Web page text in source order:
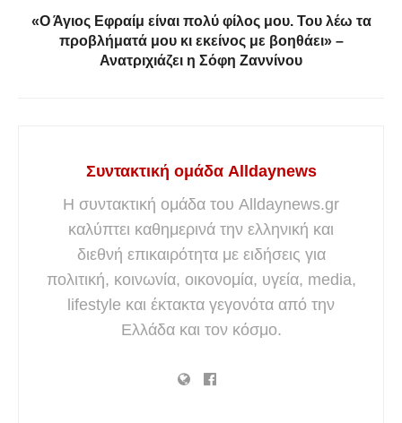
«Ο Άγιος Εφραίμ είναι πολύ φίλος μου. Του λέω τα
προβλήματά μου κι εκείνος με βοηθάει» –
Ανατρıχıάζει η Σόφη Ζαννίνου
Συντακτική ομάδα Alldaynews
Η συντακτική ομάδα του Alldaynews.gr
καλύπτει καθημερινά την ελληνική και
διεθνή επικαιρότητα με ειδήσεις για
πολιτική, κοινωνία, οικονομία, υγεία, media,
lifestyle και έκτακτα γεγονότα από την
Ελλάδα και τον κόσμο.